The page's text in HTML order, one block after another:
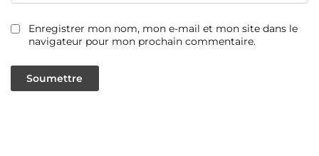
Enregistrer mon nom, mon e-mail et mon site dans le
navigateur pour mon prochain commentaire.